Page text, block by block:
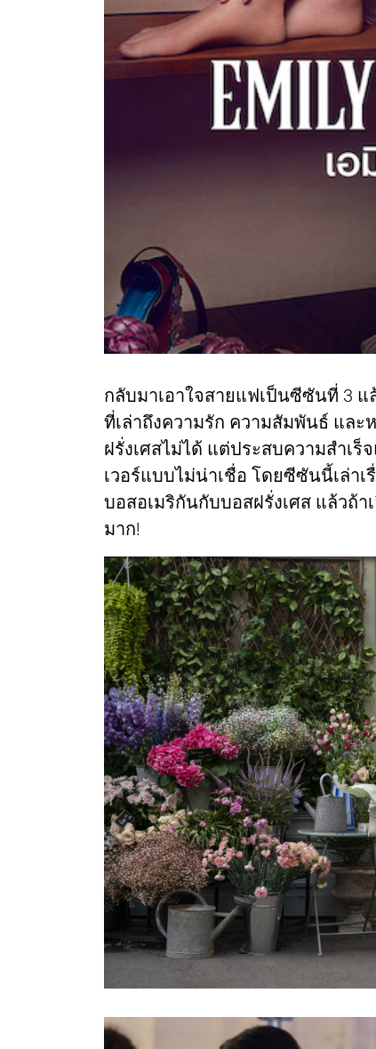
กลับมาเอาใจสายแฟเป็นซีซันที่ 3 แ
ที่เล่าถึงความรัก ความสัมพันธ์ และ
ฝรั่งเศสไม่ได้ แต่ประสบความสำเ
เวอร์แบบไม่น่าเชื่อ โดยซีซันนี้เล่าเ
บอสอเมริกันกับบอสฝรั่งเศส แล้วถ้า
มาก!